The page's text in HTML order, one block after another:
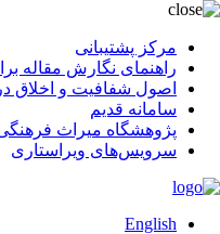
مرکز پشتیبانی
راهنمای نگارش مقاله
اصول شفافیت و اخلاق
سامانه قدیم
پژوهشگاه میراث فرهنگی
سرویس‌های ویراستاری
English